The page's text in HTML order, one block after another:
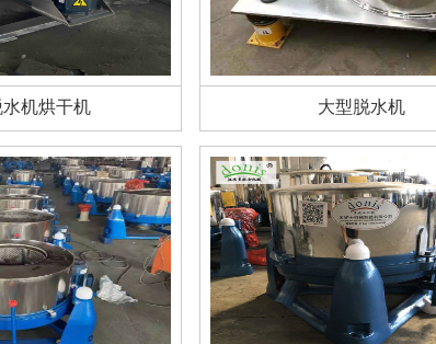
机烘干机 大型脱水机